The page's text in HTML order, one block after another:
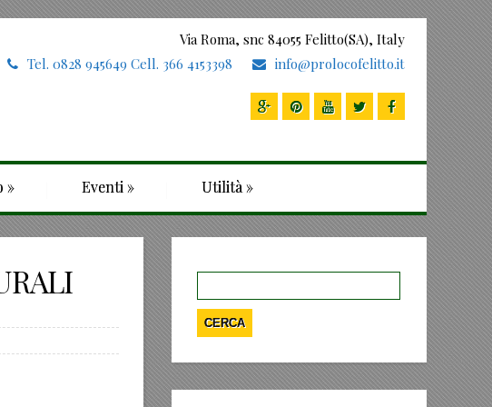
Via Roma, snc 84055 Felitto(SA), Italy
Tel. 0828 945649 Cell. 366 4153398
info@prolocofelitto.it
» Eventi » Utilità »